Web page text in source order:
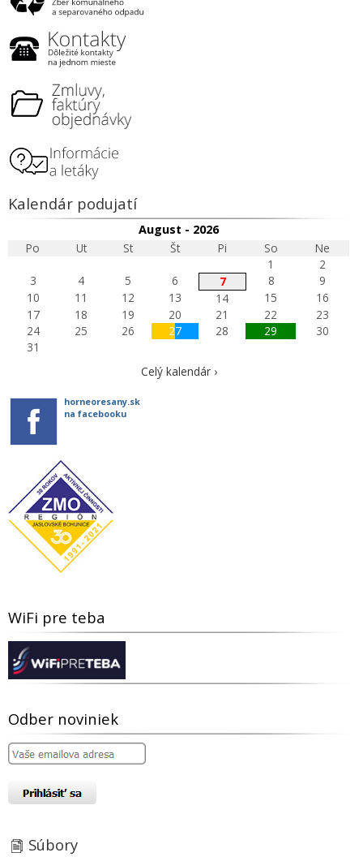
Kalendár podujatí
August - 2026
Po
Ut St Št Pi So
Ne
1
2
3
4 5 6 7 8
9
10
11 12 13 14 15
16
17
18 19 20 21 22
23
24
25 26 27 28 29
30
31
Celý kalendár ›
horneoresany.sk
na facebooku
WiFi pre teba
Odber noviniek
Súbory